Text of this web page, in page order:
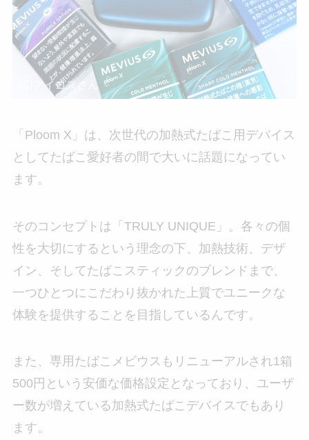
「Ploom X」は、次世代の加熱式たばこ用デバイス
としてたばこ愛好者の間で大いに話題になってい
ます。
そのコンセプトは「TRULY UNIQUE」。各々の個
性を大切にするという理念の下、加熱技術、デザ
イン、そしてたばこスティックのブレンドまで、
一つひとつにこだわり抜かれた上質でユニークな
体験を提供することを目指しているんです。
また、専用たばこメビウスもリニューアルされ1箱
500円という安価な価格設定となっており、ユーザ
ー数が増えている加熱式たばこデバイスでもあり
ます。